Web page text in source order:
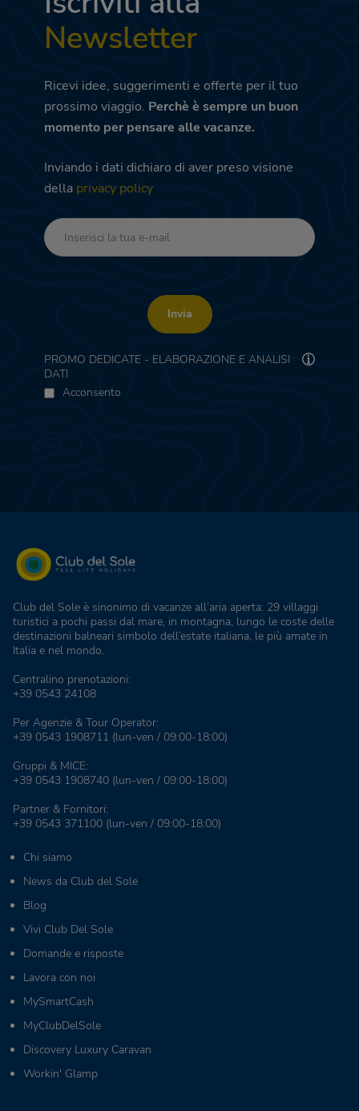
Newsletter
Ricevi idee, suggerimenti e offerte per il tuo
prossimo viaggio. Perchè è sempre un buon
momento per pensare alle vacanze.
Inviando i dati dichiaro di aver preso visione
della privacy policy
Invia
PROMO DEDICATE - ELABORAZIONE E ANALISI
DATI
Acconsento
Club del Sole è sinonimo di vacanze all’aria aperta: 29 villaggi
turistici a pochi passi dal mare, in montagna, lungo le coste delle
destinazioni balneari simbolo dell’estate italiana, le più amate in
Italia e nel mondo.
Centralino prenotazioni:
+39 0543 24108
Per Agenzie & Tour Operator:
+39 0543 1908711 (lun-ven / 09:00-18:00)
Gruppi & MICE:
+39 0543 1908740 (lun-ven / 09:00-18:00)
Partner & Fornitori:
+39 0543 371100 (lun-ven / 09:00-18:00)
Chi siamo
News da Club del Sole
Blog
Vivi Club Del Sole
Domande e risposte
Lavora con noi
MySmartCash
MyClubDelSole
Discovery Luxury Caravan
Workin' Glamp